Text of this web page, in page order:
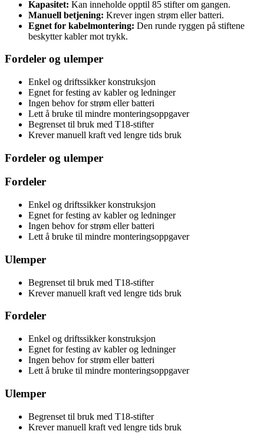
Kapasitet: Kan inneholde opptil 85 stifter om gangen.
Manuell betjening: Krever ingen strøm eller batteri.
Egnet for kabelmontering: Den runde ryggen på stiftene
beskytter kabler mot trykk.
Fordeler og ulemper
Enkel og driftssikker konstruksjon
Egnet for festing av kabler og ledninger
Ingen behov for strøm eller batteri
Lett å bruke til mindre monteringsoppgaver
Begrenset til bruk med T18-stifter
Krever manuell kraft ved lengre tids bruk
Fordeler og ulemper
Fordeler
Enkel og driftssikker konstruksjon
Egnet for festing av kabler og ledninger
Ingen behov for strøm eller batteri
Lett å bruke til mindre monteringsoppgaver
Ulemper
Begrenset til bruk med T18-stifter
Krever manuell kraft ved lengre tids bruk
Fordeler
Enkel og driftssikker konstruksjon
Egnet for festing av kabler og ledninger
Ingen behov for strøm eller batteri
Lett å bruke til mindre monteringsoppgaver
Ulemper
Begrenset til bruk med T18-stifter
Krever manuell kraft ved lengre tids bruk